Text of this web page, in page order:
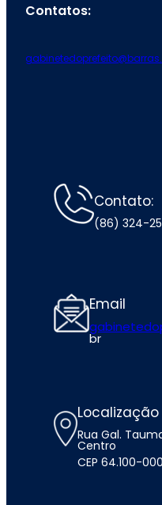
Contatos:
Contato:
(86) 324-
Email
br
Localização
Rua Gal.
Centro
CEP 64.100-